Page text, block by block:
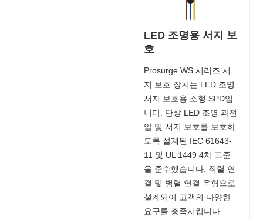
LED 조명용 서지 보
호
Prosurge WS 시리즈 서
지 보호 장치는 LED 조명
서지 보호용 소형 SPD입
니다. 단상 LED 조명 과전
압 및 서지 보호를 보호하
도록 설계된 IEC 61643-
11 및 UL 1449 4차 표준
을 준수했습니다. 직렬 연
결 및 병렬 연결 유형으로
설계되어 고객의 다양한
요구를 충족시킵니다.